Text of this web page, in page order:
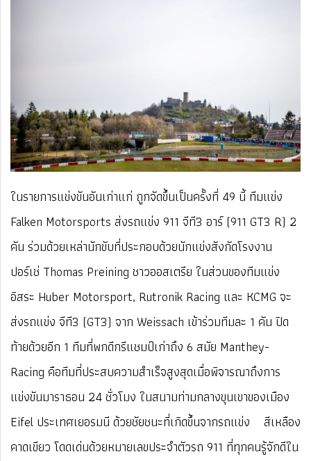
ในรายการแข่งขันอันเก่าแก่ ถูกจัดขึ้นเป็นครั้งที่ 49 นี้ ทีมแข่ง
Falken Motorsports ส่งรถแข่ง 911 จีที3 อาร์ (911 GT3 R) 2
คัน ร่วมด้วยเหล่านักขับที่ประกอบด้วยนักแข่งสังกัดโรงงาน
ปอร์เช่ Thomas Preining ชาวออสเตรีย ในส่วนของทีมแข่ง
อิสระ Huber Motorsport, Rutronik Racing และ KCMG จะ
ส่งรถแข่ง จีที3 (GT3) จาก Weissach เข้าร่วมทีมละ 1 คัน ปิด
ท้ายด้วยอีก 1 ทีมที่พกดีกรีแชมป์เก่าถึง 6 สมัย Manthey-
Racing คือทีมที่ประสบความสำเร็จสูงสุดเมื่อพิจารณาถึงการ
แข่งขันมาราธอน 24 ชั่วโมง ในสนามท่ามกลางขุนเขาของเมือง
Eifel ประเทศเยอรมนี ด้วยชัยชนะที่เกิดขึ้นจากรถแข่ง สีเหลือง
คาดเขียว โดดเด่นด้วยหมายเลขประจำตัวรถ 911 ที่ทุกคนรู้จักดีใน